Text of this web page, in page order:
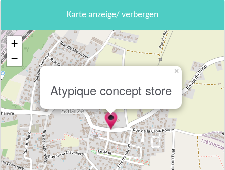
Karte anzeige/ verbergen
Atypique concept store
×
+
−